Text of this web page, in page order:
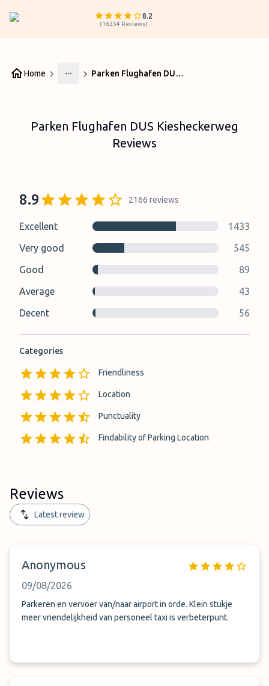
8.2
(16354 Reviews)
Home
More
Parken Flughafen DUS Kiesheckerweg Reviews
Parken Flughafen DUS Kiesheckerweg
Reviews
8.9 2166 reviews
Excellent
1433
Very good
545
Good
89
Average
43
Decent
56
Categories
Friendliness
Location
Punctuality
Findability of Parking Location
Reviews
Latest review
Anonymous
09/08/2026
Parkeren en vervoer van/naar airport in orde. Klein stukje
meer vriendelijkheid van personeel taxi is verbeterpunt.